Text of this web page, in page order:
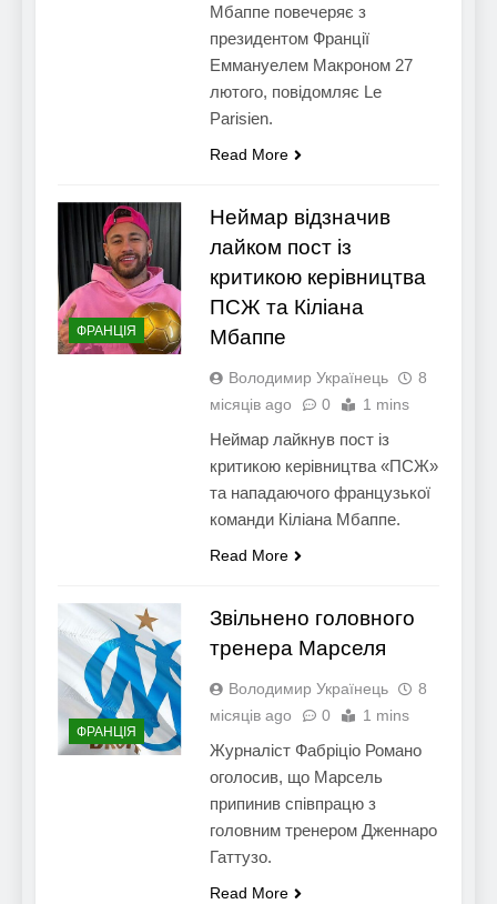
Мбаппе повечеряє з
президентом Франції
Еммануелем Макроном 27
лютого, повідомляє Le
Parisien.
Read More
ФРАНЦІЯ
Неймар відзначив
лайком пост із
критикою керівництва
ПСЖ та Кіліана
Мбаппе
Володимир Українець
8
місяців ago
0 1 mins
Неймар лайкнув пост із
критикою керівництва «ПСЖ»
та нападаючого французької
команди Кіліана Мбаппе.
Read More
ФРАНЦІЯ
Звільнено головного
тренера Марселя
Володимир Українець
8
місяців ago
0 1 mins
Журналіст Фабріціо Романо
оголосив, що Марсель
припинив співпрацю з
головним тренером Дженнаро
Гаттузо.
Read More